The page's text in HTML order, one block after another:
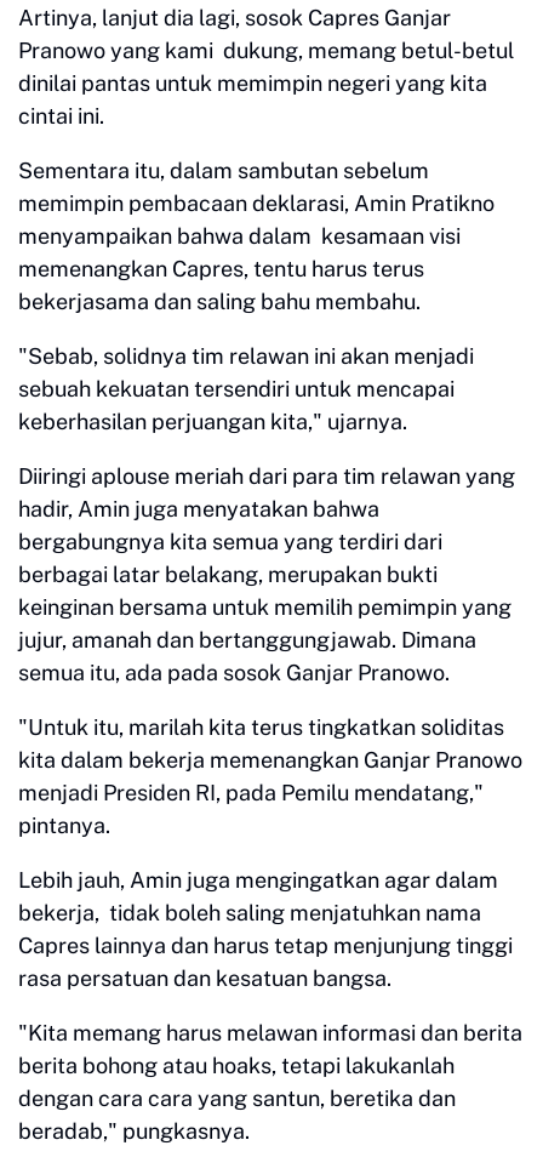
Artinya, lanjut dia lagi, sosok Capres Ganjar
Pranowo yang kami dukung, memang betul-betul
dinilai pantas untuk memimpin negeri yang kita
cintai ini.
Sementara itu, dalam sambutan sebelum
memimpin pembacaan deklarasi, Amin Pratikno
menyampaikan bahwa dalam kesamaan visi
memenangkan Capres, tentu harus terus
bekerjasama dan saling bahu membahu.
"Sebab, solidnya tim relawan ini akan menjadi
sebuah kekuatan tersendiri untuk mencapai
keberhasilan perjuangan kita," ujarnya.
Diiringi aplouse meriah dari para tim relawan yang
hadir, Amin juga menyatakan bahwa
bergabungnya kita semua yang terdiri dari
berbagai latar belakang, merupakan bukti
keinginan bersama untuk memilih pemimpin yang
jujur, amanah dan bertanggungjawab. Dimana
semua itu, ada pada sosok Ganjar Pranowo.
"Untuk itu, marilah kita terus tingkatkan soliditas
kita dalam bekerja memenangkan Ganjar Pranowo
menjadi Presiden RI, pada Pemilu mendatang,"
pintanya.
Lebih jauh, Amin juga mengingatkan agar dalam
bekerja, tidak boleh saling menjatuhkan nama
Capres lainnya dan harus tetap menjunjung tinggi
rasa persatuan dan kesatuan bangsa.
"Kita memang harus melawan informasi dan berita
berita bohong atau hoaks, tetapi lakukanlah
dengan cara cara yang santun, beretika dan
beradab," pungkasnya.